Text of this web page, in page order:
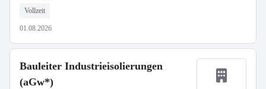
Vollzeit
01.08.2026
Bauleiter Industrieisolierungen
(aGw*)